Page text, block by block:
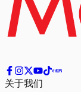
关于我们